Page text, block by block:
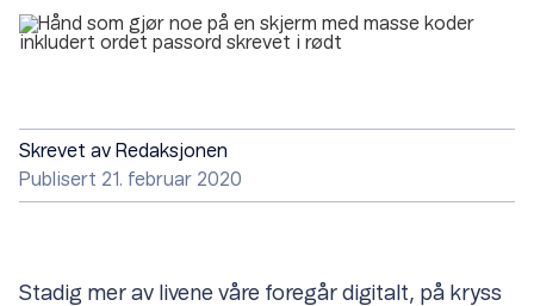
Skrevet av Redaksjonen
Publisert 21. februar 2020
Stadig mer av livene våre foregår digitalt, på kryss